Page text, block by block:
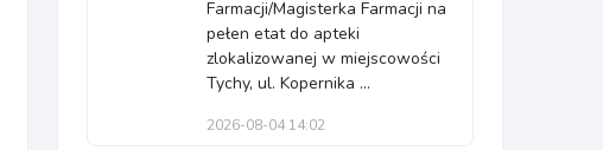
Farmacji/Magisterka Farmacji na
pełen etat do apteki
zlokalizowanej w miejscowości
Tychy, ul. Kopernika ...
2026-08-04 14:02